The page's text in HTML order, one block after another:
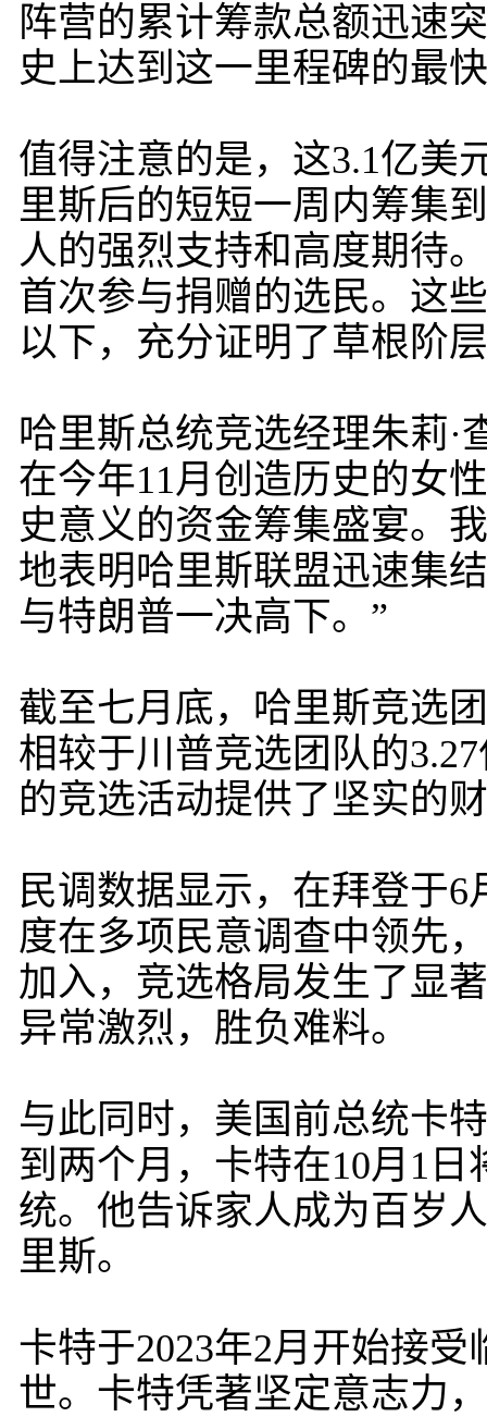
阵营的累计筹款总额迅速
史上达到这一里程碑的最
值得注意的是，这3.1亿美
里斯后的短短一周内筹集
人的强烈支持和高度期待
首次参与捐赠的选民。这
以下，充分证明了草根阶
哈里斯总统竞选经理朱莉·
在今年11月创造历史的女
史意义的资金筹集盛宴。
地表明哈里斯联盟迅速集
与特朗普一决高下。”
截至七月底，哈里斯竞选
相较于川普竞选团队的
的竞选活动提供了坚实的
民调数据显示，在拜登于
度在多项民意调查中领先
加入，竞选格局发生了显
异常激烈，胜负难料。
与此同时，美国前总统卡
到两个月，卡特在10月1
统。他告诉家人成为百岁
里斯。
卡特于2023年2月开始接
世。卡特凭著坚定意志力